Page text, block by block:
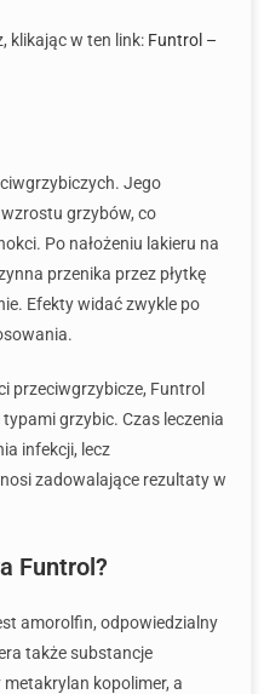
klikając w ten link: Funtrol –
Jego
grzybów, co
Po nałożeniu lakieru na
przenika przez płytkę
Efekty widać zwykle po
przeciwgrzybicze, Funtrol
grzybic. Czas leczenia
infekcji, lecz
zadowalające rezultaty w
Funtrol?
amorolfin, odpowiedzialny
także substancje
kopolimer, a